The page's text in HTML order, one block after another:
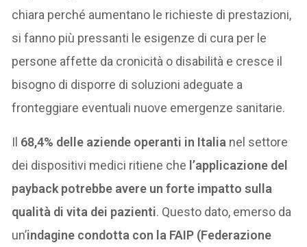
chiara perché aumentano le richieste di prestazioni,
si fanno più pressanti le esigenze di cura per le
persone affette da cronicità o disabilità e cresce il
bisogno di disporre di soluzioni adeguate a
fronteggiare eventuali nuove emergenze sanitarie.
Il 68,4% delle aziende operanti in Italia nel settore
dei dispositivi medici ritiene che l’applicazione del
payback potrebbe avere un forte impatto sulla
qualità di vita dei pazienti. Questo dato, emerso da
un’indagine condotta con la FAIP (Federazione